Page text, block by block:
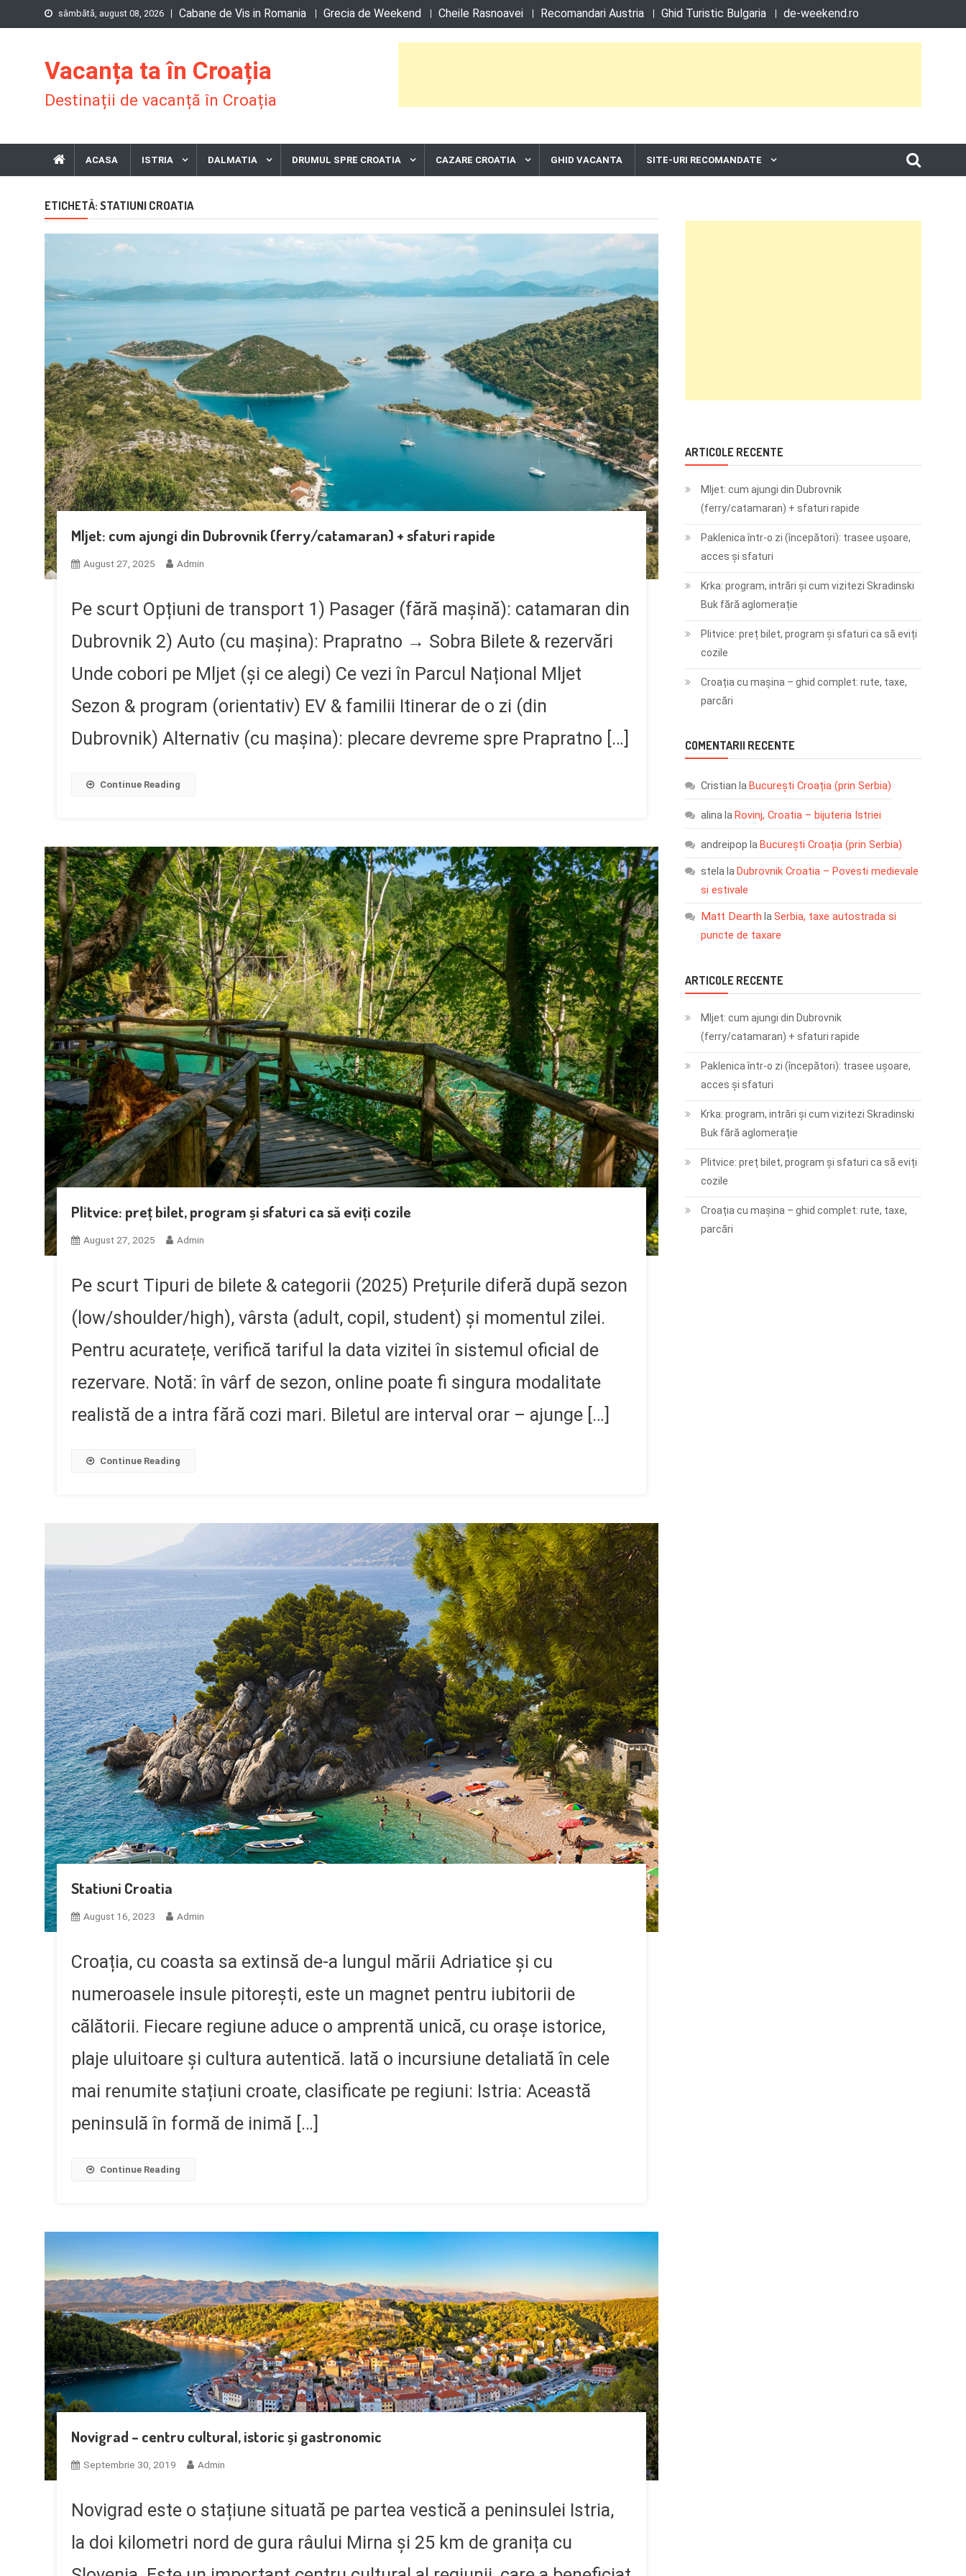
to
sâmbătă, august 08, 2026 Cabane de Vis in Romania Grecia de Weekend Cheile Rasnoavei Recomandari Austria Ghid Turistic Bulgaria de-weekend.ro
Vacanța ta în Croația
Destinații de vacanță în Croația
ACASA ISTRIA DALMATIA DRUMUL SPRE CROATIA CAZARE CROATIA GHID VACANTA SITE-URI RECOMANDATE
ETICHETĂ: STATIUNI CROATIA
Mljet: cum ajungi din Dubrovnik (ferry/catamaran) + sfaturi rapide
August 27, 2025 Admin
Pe scurt Opțiuni de transport 1) Pasager (fără mașină): catamaran din
Dubrovnik 2) Auto (cu mașina): Prapratno → Sobra Bilete & rezervări
Unde cobori pe Mljet (și ce alegi) Ce vezi în Parcul Național Mljet
Sezon & program (orientativ) EV & familii Itinerar de o zi (din
Dubrovnik) Alternativ (cu mașina): plecare devreme spre Prapratno […]
Continue Reading
Plitvice: preț bilet, program și sfaturi ca să eviți cozile
August 27, 2025 Admin
Pe scurt Tipuri de bilete & categorii (2025) Prețurile diferă după sezon
(low/shoulder/high), vârsta (adult, copil, student) și momentul zilei.
Pentru acuratețe, verifică tariful la data vizitei în sistemul oficial de
rezervare. Notă: în vârf de sezon, online poate fi singura modalitate
realistă de a intra fără cozi mari. Biletul are interval orar – ajunge […]
Continue Reading
Statiuni Croatia
August 16, 2023 Admin
Croația, cu coasta sa extinsă de-a lungul mării Adriatice și cu
numeroasele insule pitorești, este un magnet pentru iubitorii de
călătorii. Fiecare regiune aduce o amprentă unică, cu orașe istorice,
plaje uluitoare și cultura autentică. Iată o incursiune detaliată în cele
mai renumite stațiuni croate, clasificate pe regiuni: Istria: Această
peninsulă în formă de inimă […]
Continue Reading
Novigrad – centru cultural, istoric și gastronomic
Septembrie 30, 2019 Admin
Novigrad este o stațiune situată pe partea vestică a peninsulei Istria,
la doi kilometri nord de gura râului Mirna și 25 km de granița cu
ARTICOLE RECENTE
Mljet: cum ajungi din Dubrovnik
(ferry/catamaran) + sfaturi rapide
Paklenica într-o zi (începători): trasee ușoare,
acces și sfaturi
Krka: program, intrări și cum vizitezi Skradinski
Buk fără aglomerație
Plitvice: preț bilet, program și sfaturi ca să eviți
cozile
Croația cu mașina – ghid complet: rute, taxe,
parcări
COMENTARII RECENTE
Cristian la București Croația (prin Serbia)
alina la Rovinj, Croatia – bijuteria Istriei
andreipop la București Croația (prin Serbia)
stela la Dubrovnik Croatia – Povesti medievale
si estivale
Matt Dearth la Serbia, taxe autostrada si
puncte de taxare
ARTICOLE RECENTE
Mljet: cum ajungi din Dubrovnik
(ferry/catamaran) + sfaturi rapide
Paklenica într-o zi (începători): trasee ușoare,
acces și sfaturi
Krka: program, intrări și cum vizitezi Skradinski
Buk fără aglomerație
Plitvice: preț bilet, program și sfaturi ca să eviți
cozile
Croația cu mașina – ghid complet: rute, taxe,
parcări